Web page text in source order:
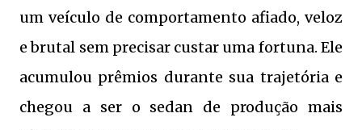
um veículo de comportamento afiado, veloz
e brutal sem precisar custar uma fortuna. Ele
acumulou prêmios durante sua trajetória e
chegou a ser o sedan de produção mais